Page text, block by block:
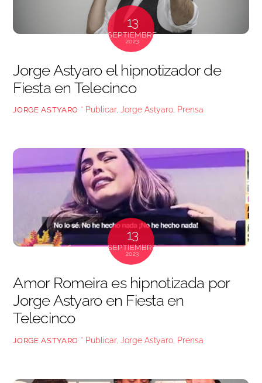
13
SEPTIEMBRE
2023
Jorge Astyaro el hipnotizador de
Fiesta en Telecinco
JORGE ASTYARO * Publicar, Jorge Astyaro, Prensa
13
SEPTIEMBRE
2023
Amor Romeira es hipnotizada por
Jorge Astyaro en Fiesta en
Telecinco
JORGE ASTYARO * Publicar, Jorge Astyaro, Prensa